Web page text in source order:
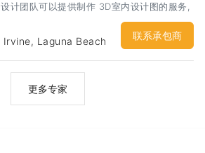
计团队可以提供制作 3D室内设计图的服务,
完工后的视觉效果。工作範圍南加橘郡
Laguna Beach
联系承包商
更多专家